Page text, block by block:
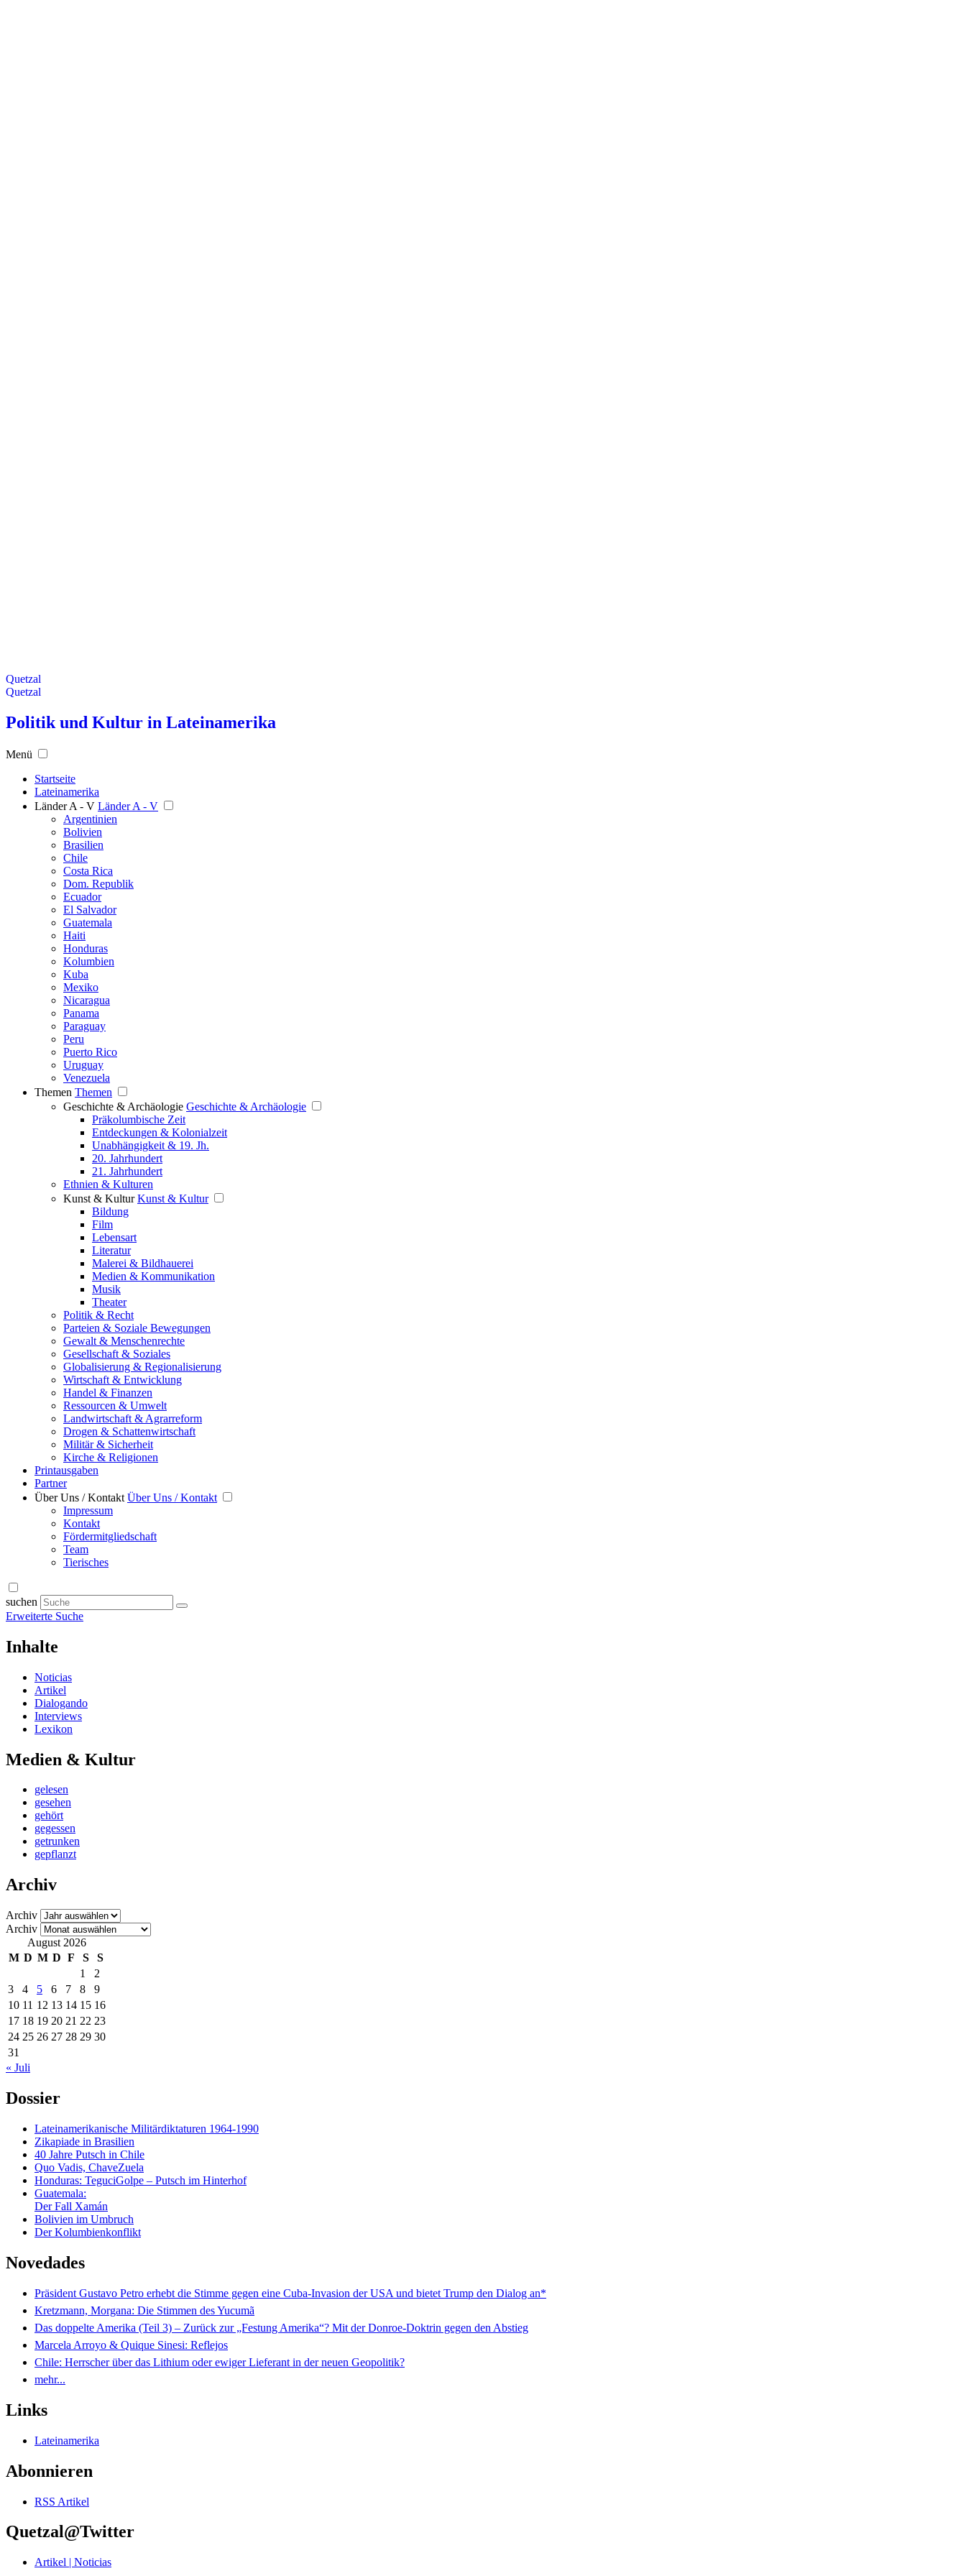
Quetzal
Quetzal
Politik und Kultur in Lateinamerika
Menü
Startseite
Lateinamerika
Länder A - V Länder A - V
Argentinien
Bolivien
Brasilien
Chile
Costa Rica
Dom. Republik
Ecuador
El Salvador
Guatemala
Haiti
Honduras
Kolumbien
Kuba
Mexiko
Nicaragua
Panama
Paraguay
Peru
Puerto Rico
Uruguay
Venezuela
Themen Themen
Geschichte & Archäologie Geschichte & Archäologie
Präkolumbische Zeit
Entdeckungen & Kolonialzeit
Unabhängigkeit & 19. Jh.
20. Jahrhundert
21. Jahrhundert
Ethnien & Kulturen
Kunst & Kultur Kunst & Kultur
Bildung
Film
Lebensart
Literatur
Malerei & Bildhauerei
Medien & Kommunikation
Musik
Theater
Politik & Recht
Parteien & Soziale Bewegungen
Gewalt & Menschenrechte
Gesellschaft & Soziales
Globalisierung & Regionalisierung
Wirtschaft & Entwicklung
Handel & Finanzen
Ressourcen & Umwelt
Landwirtschaft & Agrarreform
Drogen & Schattenwirtschaft
Militär & Sicherheit
Kirche & Religionen
Printausgaben
Partner
Über Uns / Kontakt Über Uns / Kontakt
Impressum
Kontakt
Fördermitgliedschaft
Team
Tierisches
suchen
Erweiterte Suche
Inhalte
Noticias
Artikel
Dialogando
Interviews
Lexikon
Medien & Kultur
gelesen
gesehen
gehört
gegessen
getrunken
gepflanzt
Archiv
Archiv
Archiv
August 2026
M D M D F S
S
1
2
3
4 5 6 7 8
9
10 11 12 13 14 15 16
17 18 19 20 21 22 23
24 25 26 27 28 29 30
31
« Juli
Dossier
Lateinamerikanische Militärdiktaturen 1964-1990
Zikapiade in Brasilien
40 Jahre Putsch in Chile
Quo Vadis, ChaveZuela
Honduras: TeguciGolpe – Putsch im Hinterhof
Guatemala:
Der Fall Xamán
Bolivien im Umbruch
Der Kolumbienkonflikt
Novedades
Präsident Gustavo Petro erhebt die Stimme gegen eine Cuba-Invasion der USA und bietet Trump den Dialog an*
Kretzmann, Morgana: Die Stimmen des Yucumã
Das doppelte Amerika (Teil 3) – Zurück zur „Festung Amerika“? Mit der Donroe-Doktrin gegen den Abstieg
Marcela Arroyo & Quique Sinesi: Reflejos
Chile: Herrscher über das Lithium oder ewiger Lieferant in der neuen Geopolitik?
mehr...
Links
Lateinamerika
Abonnieren
RSS Artikel
Quetzal@Twitter
Artikel | Noticias